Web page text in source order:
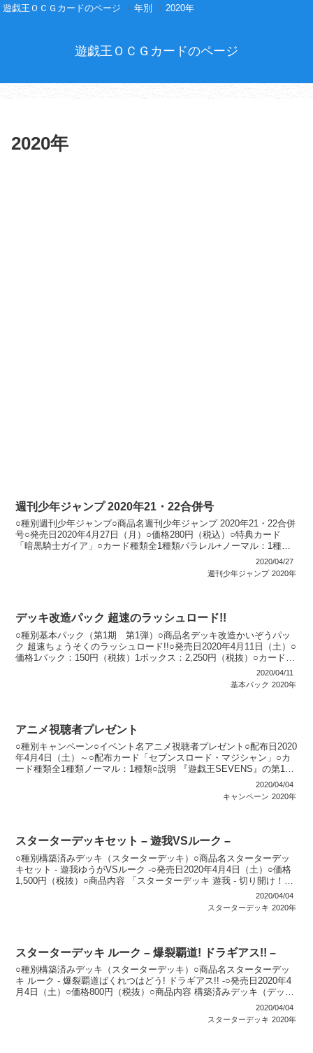
遊戯王ＯＣＧカードのページ 年別 2020年
遊戯王ＯＣＧカードのページ
2020年
週刊少年ジャンプ 2020年21・22合併号
○種別週刊少年ジャンプ○商品名週刊少年ジャンプ 2020年21・22合併
号○発売日2020年4月27日（月）○価格280円（税込）○特典カード
「暗黒騎士ガイア」○カード種類全1種類パラレル+ノーマル：1種類○
2020/04/27
週刊少年ジャンプ 2020年
デッキ改造パック 超速のラッシュロード!!
○種別基本パック（第1期 第1弾）○商品名デッキ改造かいぞうパッ
ク 超速ちょうそくのラッシュロード!!○発売日2020年4月11日（土）○
価格1パック：150円（税抜）1ボックス：2,250円（税抜）○カード種
2020/04/11
基本パック 2020年
アニメ視聴者プレゼント
○種別キャンペーン○イベント名アニメ視聴者プレゼント○配布日2020
年4月4日（土）～○配布カード「セブンスロード・マジシャン」○カ
ード種類全1種類ノーマル：1種類○説明 『遊戯王SEVENS』の第1話
2020/04/04
キャンペーン 2020年
スターターデッキセット – 遊我VSルーク –
○種別構築済みデッキ（スターターデッキ）○商品名スターターデッ
キセット - 遊我ゆうがVSルーク -○発売日2020年4月4日（土）○価格
1,500円（税抜）○商品内容 「スターターデッキ 遊我 - 切り開け！セ
2020/04/04
スターターデッキ 2020年
スターターデッキ ルーク – 爆裂覇道! ドラギアス!! –
○種別構築済みデッキ（スターターデッキ）○商品名スターターデッ
キ ルーク - 爆裂覇道ばくれつはどう! ドラギアス!! -○発売日2020年4
月4日（土）○価格800円（税抜）○商品内容 構築済みデッキ（デッ
2020/04/04
スターターデッキ 2020年